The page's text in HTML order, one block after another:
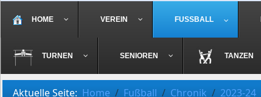
HOME VEREIN FUSSBALL
TURNEN SENIOREN TANZEN
Aktuelle Seite: Home Fußball Chronik 2023-24